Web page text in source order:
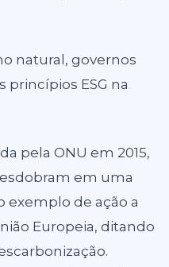
natural, governos
princípios ESG na
pela ONU em 2015,
em uma
exemplo de ação a
Europeia, ditando